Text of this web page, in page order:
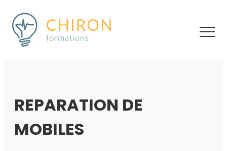
REPARATION DE
MOBILES